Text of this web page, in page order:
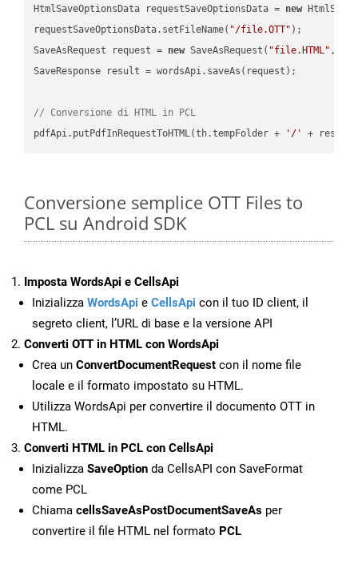
HtmlSaveOptionsData requestSaveOptionsData = new
requestSaveOptionsData.setFileName( "/file.OTT" );
SaveAsRequest request = new SaveAsRequest( "file.HTML"
SaveResponse result = wordsApi.saveAs(request);
// Conversione di HTML in PCL
pdfApi.putPdfInRequestToHTML(th.tempFolder +
'/' +
Conversione semplice OTT Files to
PCL su Android SDK
Imposta WordsApi e CellsApi
Inizializza WordsApi e CellsApi con il tuo ID client, il
segreto client, l’URL di base e la versione API
Converti OTT in HTML con WordsApi
Crea un ConvertDocumentRequest con il nome file
locale e il formato impostato su HTML.
Utilizza WordsApi per convertire il documento OTT in
HTML.
Converti HTML in PCL con CellsApi
Inizializza SaveOption da CellsAPI con SaveFormat
come PCL
Chiama cellsSaveAsPostDocumentSaveAs per
convertire il file HTML nel formato PCL